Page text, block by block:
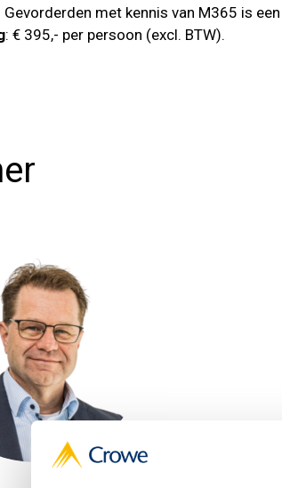
Gevorderden met kennis van M365 is
: € 395,- per persoon (excl. BTW).